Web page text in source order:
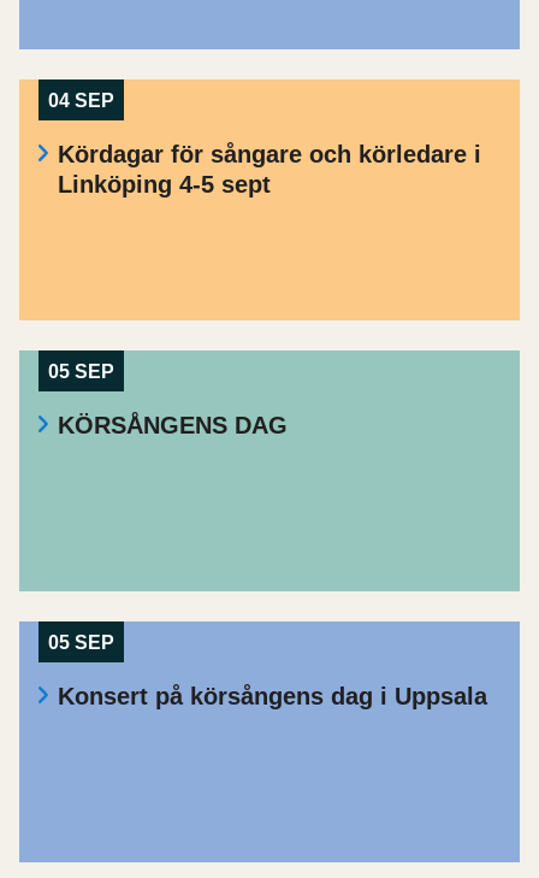
04 SEP
Kördagar för sångare och körledare i
Linköping 4-5 sept
05 SEP
KÖRSÅNGENS DAG
05 SEP
Konsert på körsångens dag i Uppsala